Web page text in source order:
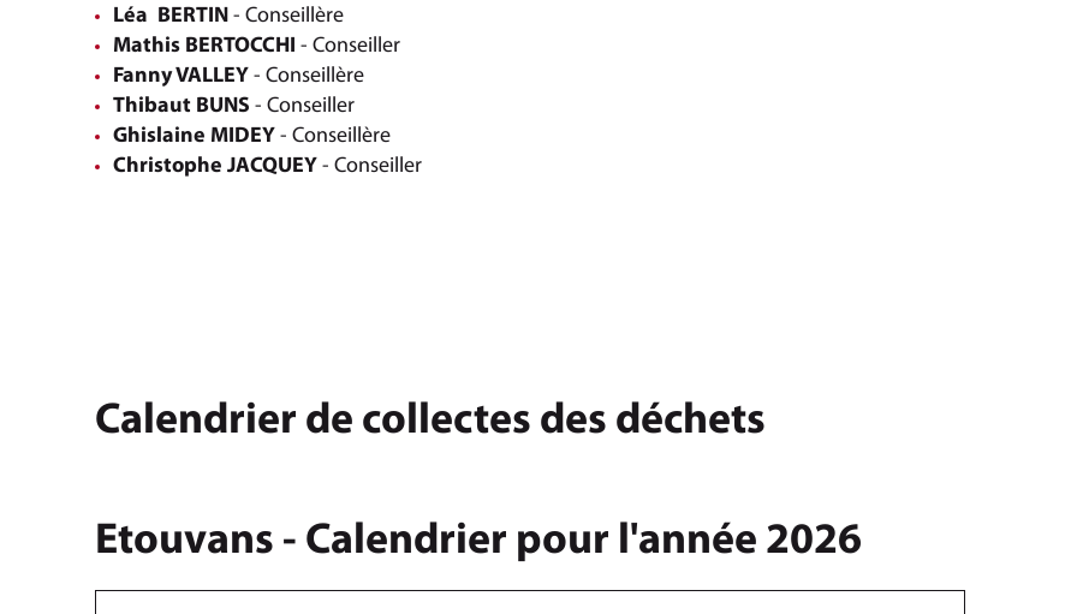
Léa BERTIN- Conseillère
Mathis BERTOCCHI - Conseiller
Fanny VALLEY - Conseillère
Thibaut BUNS - Conseiller
Ghislaine MIDEY - Conseillère
Christophe JACQUEY - Conseiller
Calendrier de collectes des déchets
Etouvans - Calendrier pour l'année 2026